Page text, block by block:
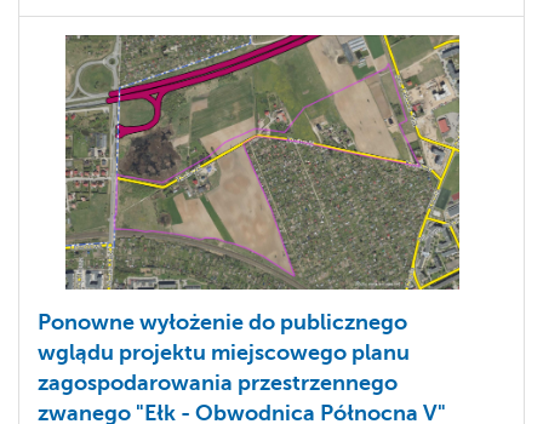
Ponowne wyłożenie do publicznego
wglądu projektu miejscowego planu
zagospodarowania przestrzennego
zwanego "Ełk - Obwodnica Północna V"